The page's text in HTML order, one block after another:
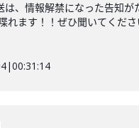
は、情報解禁になった告知が
れます！！ぜひ聞いてくだ
|00:31:14